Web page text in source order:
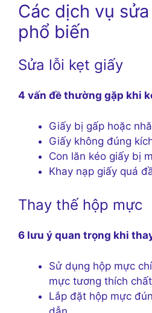
Các dịch vụ
phổ biến
Sửa lỗi kẹt giấy
4 vấn đề thường gặp khi
Giấy bị gấp hoặc
Giấy không đúng
Con lăn kéo giấy bị
Khay nạp giấy quá
Thay thế hộp mực
6 lưu ý quan trọng khi
Sử dụng hộp mực
mực tương thích
Lắp đặt hộp mực